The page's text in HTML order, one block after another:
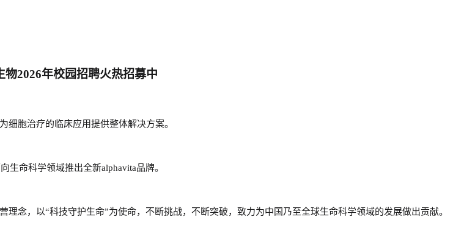
物2026年校园招聘火热招募中
细胞治疗的临床应用提供整体解决方案。
生命科学领域推出全新alphavita品牌。
理念，以“科技守护生命”为使命，不断挑战，不断突破，致力为中国乃至全球生命科学领域的发展做出贡献。